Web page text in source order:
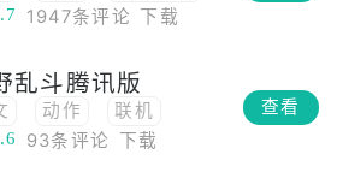
竞技
聚会
1947条评论 下载
乱斗腾讯版
动作
联机
对战
竞技
93条评论 下载
查看